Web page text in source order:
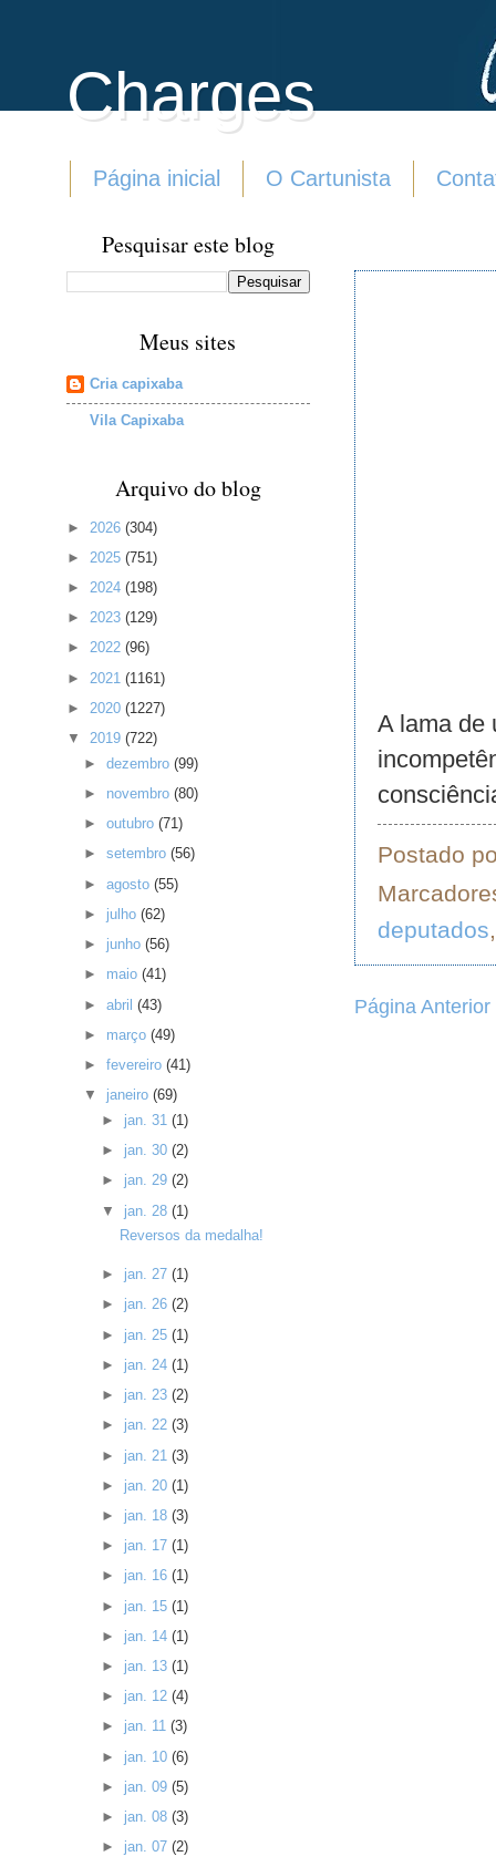
Charges
Página inicial O Cartunista
A lama de
Postado
deputados
Página Anterior
Pesquisar este blog
Meus sites
Cria capixaba
Vila Capixaba
Arquivo do blog
► 2026 (304)
► 2025 (751)
► 2024 (198)
► 2023 (129)
► 2022 (96)
► 2021 (1161)
► 2020 (1227)
▼ 2019 (722)
►dezembro(99)
► novembro(80)
►outubro(71)
►setembro(56)
►agosto(55)
► julho(62)
► junho(56)
► maio(41)
►abril(43)
► março(49)
►fevereiro(41)
▼ janeiro(69)
► jan. 31 (1)
► jan. 30 (2)
► jan. 29 (2)
▼ jan. 28 (1)
Reversos da medalha!
► jan. 27 (1)
► jan. 26 (2)
► jan. 25 (1)
► jan. 24 (1)
► jan. 23 (2)
► jan. 22 (3)
► jan. 21 (3)
► jan. 20 (1)
► jan. 18 (3)
► jan. 17 (1)
► jan. 16 (1)
► jan. 15 (1)
► jan. 14 (1)
► jan. 13 (1)
► jan. 12 (4)
► jan. 11 (3)
► jan. 10 (6)
► jan. 09 (5)
► jan. 08 (3)
► jan. 07 (2)